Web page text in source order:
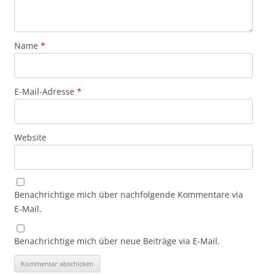
Name *
E-Mail-Adresse *
Website
Benachrichtige mich über nachfolgende Kommentare via
E-Mail.
Benachrichtige mich über neue Beiträge via E-Mail.